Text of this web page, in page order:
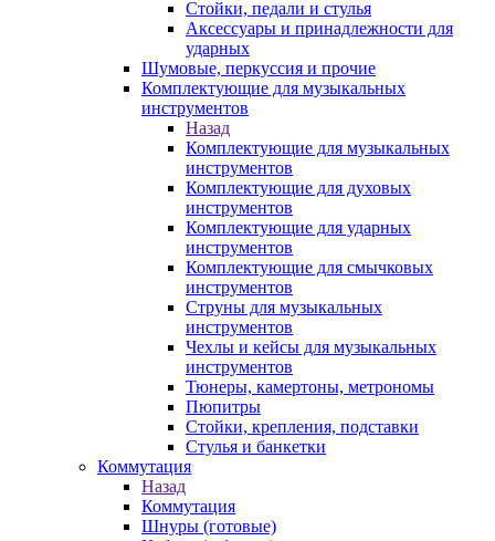
Стойки, педали и стулья
Аксессуары и принадлежности для
ударных
Шумовые, перкуссия и прочие
Комплектующие для музыкальных
инструментов
Назад
Комплектующие для музыкальных
инструментов
Комплектующие для духовых
инструментов
Комплектующие для ударных
инструментов
Комплектующие для смычковых
инструментов
Струны для музыкальных
инструментов
Чехлы и кейсы для музыкальных
инструментов
Тюнеры, камертоны, метрономы
Пюпитры
Стойки, крепления, подставки
Стулья и банкетки
Коммутация
Назад
Коммутация
Шнуры (готовые)